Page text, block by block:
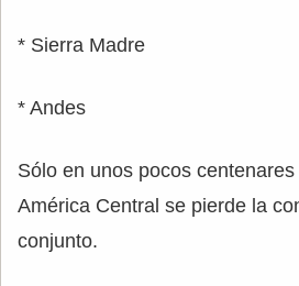
* Sierra Madre
* Andes
Sólo en unos pocos
América Central se pierde la
conjunto.